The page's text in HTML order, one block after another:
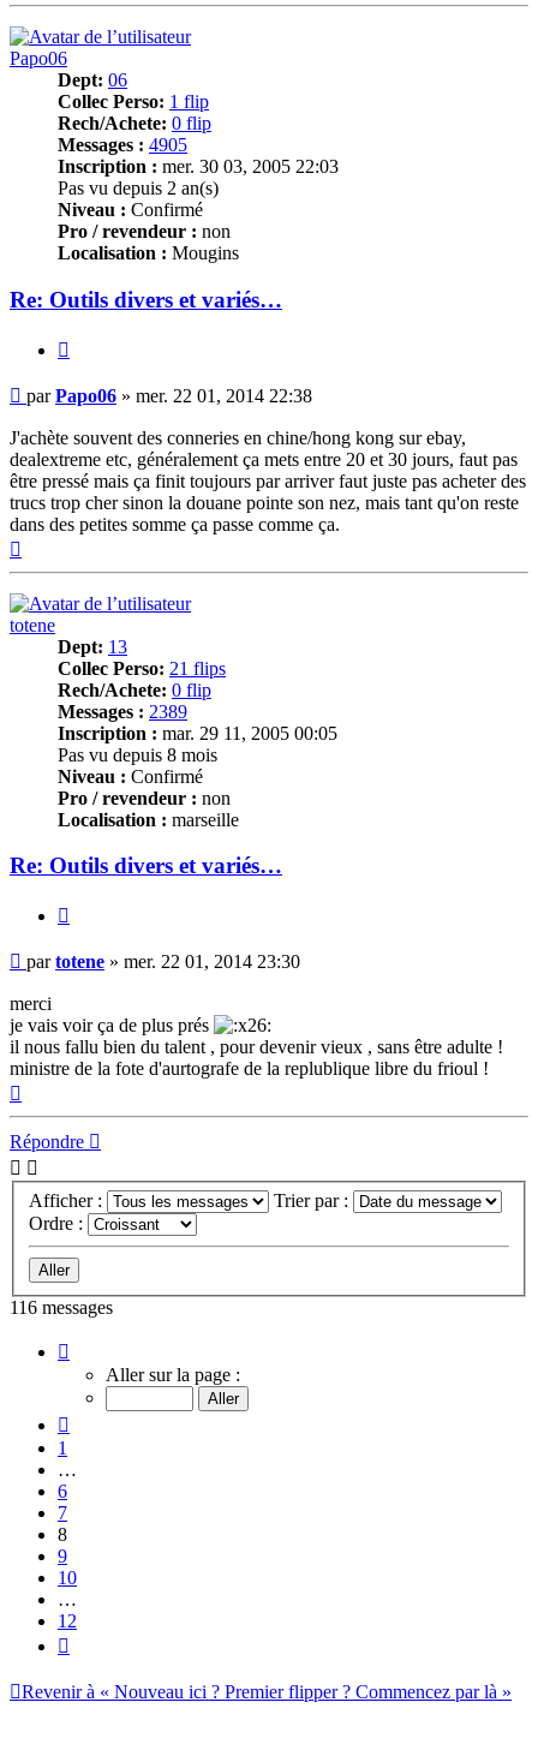
Papo06
Dept: 06
Collec Perso: 1 flip
Rech/Achete: 0 flip
Messages : 4905
Inscription : mer. 30 03, 2005 22:03
Pas vu depuis 2 an(s)
Niveau : Confirmé
Pro / revendeur : non
Localisation : Mougins
Re: Outils divers et variés…
Message
parPapo06 » mer. 22 01, 2014 22:38
J'achète souvent des conneries en chine/hong kong sur ebay,
dealextreme etc, généralement ça mets entre 20 et 30 jours, faut pas
être pressé mais ça finit toujours par arriver faut juste pas acheter des
trucs trop cher sinon la douane pointe son nez, mais tant qu'on reste
dans des petites somme ça passe comme ça.
totene
Dept: 13
Collec Perso: 21 flips
Rech/Achete: 0 flip
Messages : 2389
Inscription : mar. 29 11, 2005 00:05
Pas vu depuis 8 mois
Niveau : Confirmé
Pro / revendeur : non
Localisation : marseille
Re: Outils divers et variés…
Message
partotene » mer. 22 01, 2014 23:30
merci
je vais voir ça de plus prés
il nous fallu bien du talent , pour devenir vieux , sans être adulte !
ministre de la fote d'aurtografe de la replublique libre du frioul !
Répondre
Afficher :
Trier par :
Ordre :
116 messages
sur
Aller sur la page :
1
…
6
7
8
9
10
…
12
Revenir à « Nouveau ici ? Premier flipper ? Commencez par là »